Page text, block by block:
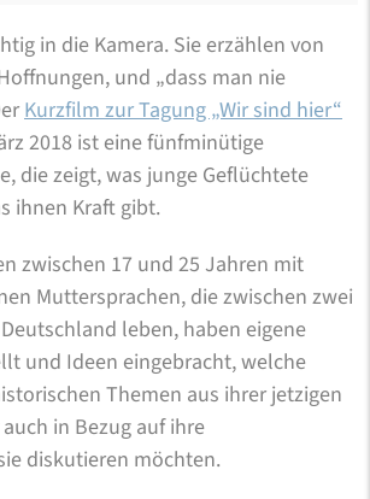
in die Kamera. Sie erzählen von
und „dass man nie
Kurzfilm zur Tagung „Wir sind hier“
2018 ist eine fünfminütige
die zeigt, was junge Geflüchtete
ihnen Kraft gibt.
zwischen 17 und 25 Jahren mit
Muttersprachen, die zwischen zwei
leben, haben eigene
und Ideen eingebracht, welche
Themen aus ihrer jetzigen
in Bezug auf ihre
diskutieren möchten.